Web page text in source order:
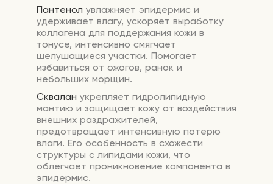
Пантенол увлажняет эпидермис и
удерживает влагу, ускоряет выработку
коллагена для поддержания кожи в
тонусе, интенсивно смягчает
шелушащиеся участки. Помогает
избавиться от ожогов, ранок и
небольших морщин.
Сквалан укрепляет гидролипидную
мантию и защищает кожу от воздействия
внешних раздражителей,
предотвращает интенсивную потерю
влаги. Его особенность в схожести
структуры с липидами кожи, что
облегчает проникновение компонента в
эпидермис.